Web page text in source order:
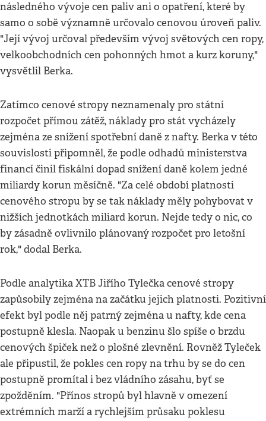
následného vývoje cen paliv ani o opatření, které by
samo o sobě významně určovalo cenovou úroveň paliv.
"Její vývoj určoval především vývoj světových cen ropy,
velkoobchodních cen pohonných hmot a kurz koruny,"
vysvětlil Berka.
Zatímco cenové stropy neznamenaly pro státní
rozpočet přímou zátěž, náklady pro stát vycházely
zejména ze snížení spotřební daně z nafty. Berka v této
souvislosti připomněl, že podle odhadů ministerstva
financí činil fiskální dopad snížení daně kolem jedné
miliardy korun měsíčně. "Za celé období platnosti
cenového stropu by se tak náklady měly pohybovat v
nižších jednotkách miliard korun. Nejde tedy o nic, co
by zásadně ovlivnilo plánovaný rozpočet pro letošní
rok," dodal Berka.
Podle analytika XTB Jiřího Tylečka cenové stropy
zapůsobily zejména na začátku jejich platnosti. Pozitivní
efekt byl podle něj patrný zejména u nafty, kde cena
postupně klesla. Naopak u benzinu šlo spíše o brzdu
cenových špiček než o plošné zlevnění. Rovněž Tyleček
ale připustil, že pokles cen ropy na trhu by se do cen
postupně promítal i bez vládního zásahu, byť se
zpožděním. "Přínos stropů byl hlavně v omezení
extrémních marží a rychlejším průsaku poklesu